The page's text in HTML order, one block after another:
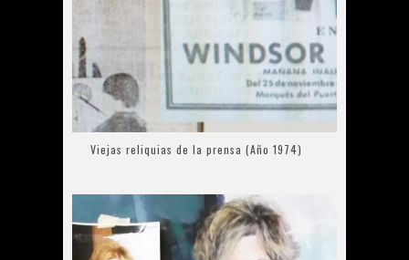
Viejas reliquias de la prensa (Año 1974)